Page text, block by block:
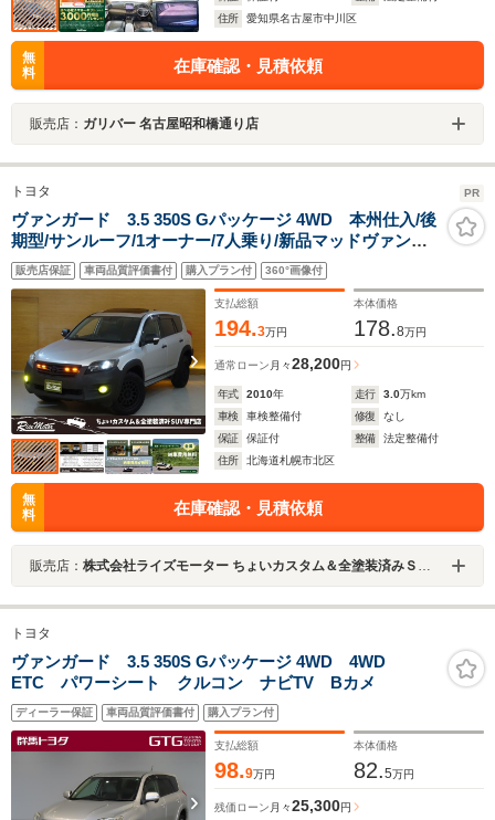
住所
愛知県名古屋市中川区
無
料
在庫確認・見積依頼
販売店： ガリバー 名古屋昭和橋通り店
トヨタ PR
ヴァンガード 3.5 350S Gパッケージ 4WD 本州仕入/後
期型/サンルーフ/1オーナー/7人乗り/新品マッドヴァンスX
タイプF&オプカンRT/チッピング塗装/黒本革シート/F席
シートヒーター/新品グリルマーカー&イエローフォグ/ナ
ビTV/BTDVD/Bカメラ/ETC/クルコン
販売店保証 車両品質評価書付 購入プラン付 360°画像付
支払総額
194.3万円
本体価格
178.8万円
通常ローン 月々28,200円
年式 2010年 走行 3.0万km
車検
車検整備付 修復
なし
保証
保証付 整備
法定整備付
住所
北海道札幌市北区
無
料
在庫確認・見積依頼
販売店： 株式会社ライズモーター ちょいカスタム＆全塗装済みＳＵＶ専門店
トヨタ
ヴァンガード 3.5 350S Gパッケージ 4WD 4WD
ETC パワーシート クルコン ナビTV Bカメ
ディーラー保証 車両品質評価書付 購入プラン付
支払総額
98.9万円
本体価格
82.5万円
残価ローン 月々25,300円